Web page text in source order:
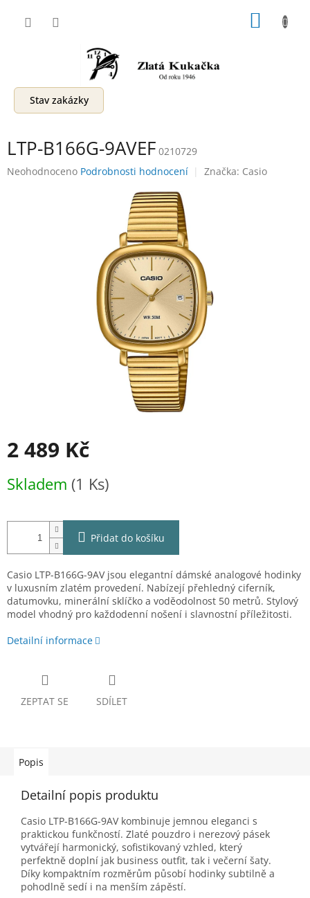
Stav zakázky
LTP-B166G-9AVEF 0210729
Průměrné
Neohodnoceno Podrobnosti hodnocení Značka: Casio
2 489 Kč
cena:
Skladem (1 Ks)
Přidat do košíku
Casio LTP-B166G-9AV jsou elegantní dámské analogové hodinky
v luxusním zlatém provedení. Nabízejí přehledný ciferník,
datumovku, minerální sklíčko a voděodolnost 50 metrů. Stylový
model vhodný pro každodenní nošení i slavnostní příležitosti.
Detailní informace
ZEPTAT SE SDÍLET
Popis
Detailní popis produktu
Casio LTP-B166G-9AV kombinuje jemnou eleganci s
praktickou funkčností. Zlaté pouzdro i nerezový pásek
vytvářejí harmonický, sofistikovaný vzhled, který
perfektně doplní jak business outfit, tak i večerní šaty.
Díky kompaktním rozměrům působí hodinky subtilně a
pohodlně sedí i na menším zápěstí.